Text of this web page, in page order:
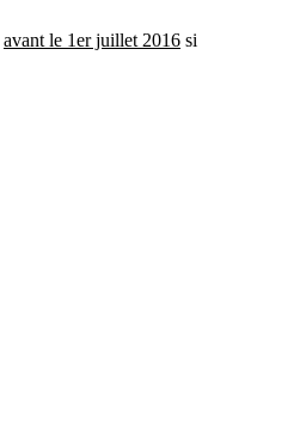
avant le 1er juillet 2016 si